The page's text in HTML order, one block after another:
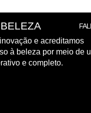
e acreditamos
à beleza por meio de
e completo.